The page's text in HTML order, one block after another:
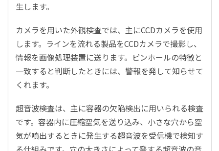
生します。
カメラを用いた外観検査では、主にCCDカメラを使用
します。ラインを流れる製品をCCDカメラで撮影し、
情報を画像処理装置に送ります。ピンホールの特徴と
一致すると判断したときには、警報を発して知らせて
くれます。
超音波検査は、主に容器の欠陥検出に用いられる検査
です。容器内に圧縮空気を送り込み、小さな穴から空
気が噴出するときに発生する超音波を受信機で検知す